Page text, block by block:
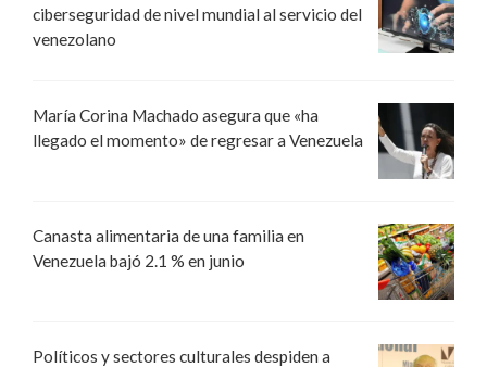
ciberseguridad de nivel mundial al servicio del
venezolano
María Corina Machado asegura que «ha
llegado el momento» de regresar a Venezuela
Canasta alimentaria de una familia en
Venezuela bajó 2.1 % en junio
Políticos y sectores culturales despiden a